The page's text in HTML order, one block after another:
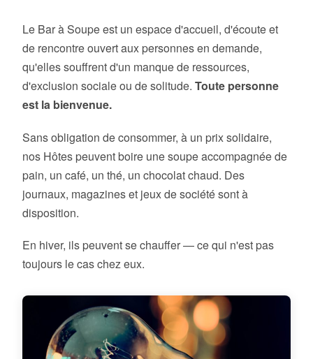
Le Bar à Soupe est un espace d'accueil, d'écoute et
de rencontre ouvert aux personnes en demande,
qu'elles souffrent d'un manque de ressources,
d'exclusion sociale ou de solitude. Toute personne
est la bienvenue.
Sans obligation de consommer, à un prix solidaire,
nos Hôtes peuvent boire une soupe accompagnée de
pain, un café, un thé, un chocolat chaud. Des
journaux, magazines et jeux de société sont à
disposition.
En hiver, ils peuvent se chauffer — ce qui n'est pas
toujours le cas chez eux.